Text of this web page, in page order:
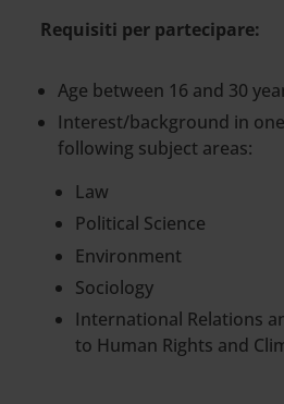
Requisiti per partecipare:
Age between 16 and 30
Interest/background in
following subject areas:
Law
Political Science
Environment
Sociology
International Relations
to Human Rights and